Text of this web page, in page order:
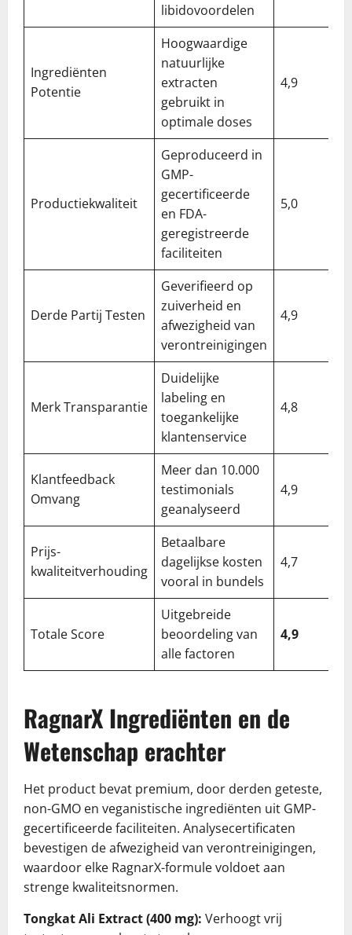
libidovoordelen
Ingrediënten
Potentie
Hoogwaardige
natuurlijke
extracten
gebruikt in
optimale doses
4,9
Productiekwaliteit
Geproduceerd in
GMP-
gecertificeerde
en FDA-
geregistreerde
faciliteiten
5,0
Derde Partij Testen
Geverifieerd op
zuiverheid en
afwezigheid van
verontreinigingen
4,9
Merk Transparantie
Duidelijke
labeling en
toegankelijke
klantenservice
4,8
Klantfeedback
Omvang
Meer dan 10.000
testimonials
geanalyseerd
4,9
Prijs-
kwaliteitverhouding
Betaalbare
dagelijkse kosten
vooral in bundels
4,7
Totale Score
Uitgebreide
beoordeling van
alle factoren
4,9
RagnarX Ingrediënten en de
Wetenschap erachter
Het product bevat premium, door derden geteste,
non-GMO en veganistische ingrediënten uit GMP-
gecertificeerde faciliteiten. Analysecertificaten
bevestigen de afwezigheid van verontreinigingen,
waardoor elke RagnarX-formule voldoet aan
strenge kwaliteitsnormen.
Tongkat Ali Extract (400 mg): Verhoogt vrij